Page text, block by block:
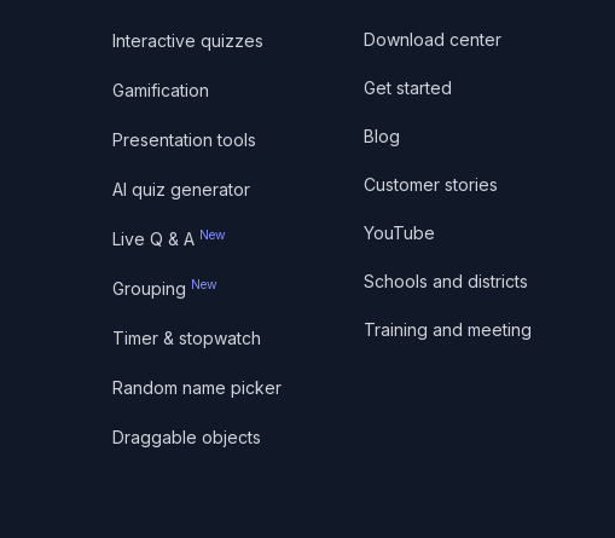
Interactive quizzes
Gamification
Presentation tools
AI quiz generator
Live Q & A New
Grouping New
Timer & stopwatch
Random name picker
Draggable objects
Download center
Get started
Blog
Customer stories
YouTube
Schools and districts
Training and meeting